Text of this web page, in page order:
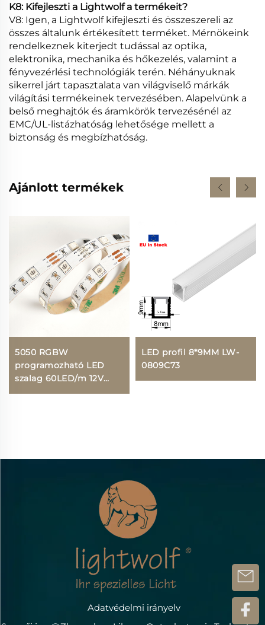
K8: Kifejleszti a Lightwolf a termékeit?
V8: Igen, a Lightwolf kifejleszti és összeszereli az
összes általunk értékesített terméket. Mérnökeink
rendelkeznek kiterjedt tudással az optika,
elektronika, mechanika és hőkezelés, valamint a
fényvezérlési technológiák terén. Néhányuknak
sikerrel járt tapasztalata van világviselő márkák
világítási termékeinek tervezésében. Alapelvünk a
belső meghajtók és áramkörök tervezésénél az
EMC/UL-listázhatóság lehetősége mellett a
biztonság és megbízhatóság.
Ajánlott termékek
5050 RGBW
programozható LED
szalag 60LED/m 12V
12mm hajlítható szalag,
LED profil 8*9MM LW-
0809C73
Adatvédelmi irányelv